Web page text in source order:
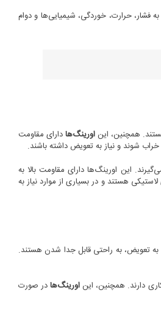
فشار، حرارت، خوردگی، شیمیایی‌ها و دوام
همچنین، ایناورینگ‌هادارای مقاومت
شوند و نیاز به تعویض داشته باشند.
این اورینگ‌ها دارای مقاومت بالا به
هستند و در بسیاری از موارد نیاز به
تعویض، به راحتی قابل جدا شدن هستند.
دارند. همچنین، ایناورینگ‌هادر صورت